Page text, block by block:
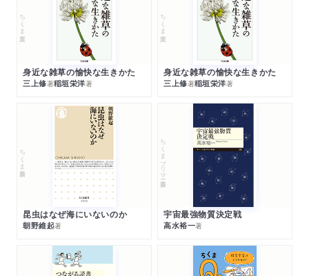
ちくま文庫
身近な雑草の愉快な生きかた
三上修著稲垣栄洋著
ちくま文庫
身近な雑草の愉快な生きかた
三上修著稲垣栄洋著
ちくま新書
昆虫はなぜ海にいないのか
朝野維起著
ちくまプリマー新書
宇宙最強物質決定戦
高水裕一著